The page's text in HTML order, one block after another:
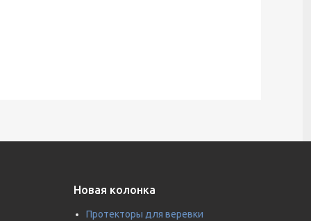
Новая колонка
Протекторы для веревки